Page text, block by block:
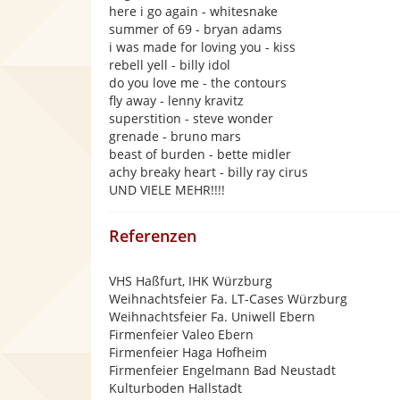
here i go again - whitesnake
summer of 69 - bryan adams
i was made for loving you - kiss
rebell yell - billy idol
do you love me - the contours
fly away - lenny kravitz
superstition - steve wonder
grenade - bruno mars
beast of burden - bette midler
achy breaky heart - billy ray cirus
UND VIELE MEHR!!!!
Referenzen
VHS Haßfurt, IHK Würzburg
Weihnachtsfeier Fa. LT-Cases Würzburg
Weihnachtsfeier Fa. Uniwell Ebern
Firmenfeier Valeo Ebern
Firmenfeier Haga Hofheim
Firmenfeier Engelmann Bad Neustadt
Kulturboden Hallstadt